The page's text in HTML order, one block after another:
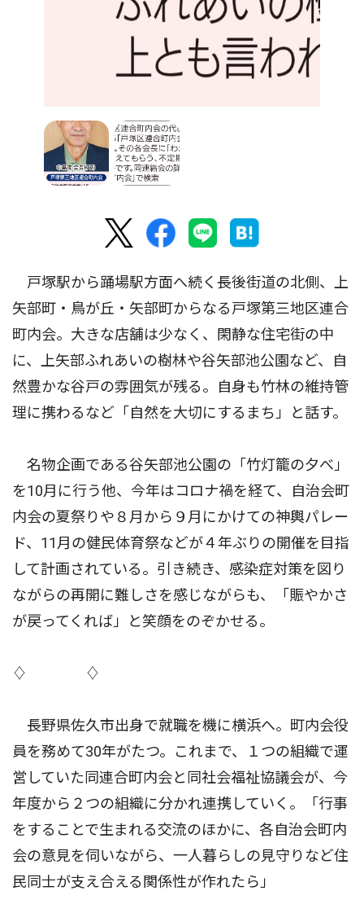
戸塚駅から踊場駅方面へ続く長後街道の北側、上
矢部町・鳥が丘・矢部町からなる戸塚第三地区連合
町内会。大きな店舗は少なく、閑静な住宅街の中
に、上矢部ふれあいの樹林や谷矢部池公園など、自
然豊かな谷戸の雰囲気が残る。自身も竹林の維持管
理に携わるなど「自然を大切にするまち」と話す。
名物企画である谷矢部池公園の「竹灯籠の夕べ」
を10月に行う他、今年はコロナ禍を経て、自治会町
内会の夏祭りや８月から９月にかけての神輿パレー
ド、11月の健民体育祭などが４年ぶりの開催を目指
して計画されている。引き続き、感染症対策を図り
ながらの再開に難しさを感じながらも、「賑やかさ
が戻ってくれば」と笑顔をのぞかせる。
♢ ♢
長野県佐久市出身で就職を機に横浜へ。町内会役
員を務めて30年がたつ。これまで、１つの組織で運
営していた同連合町内会と同社会福祉協議会が、今
年度から２つの組織に分かれ連携していく。「行事
をすることで生まれる交流のほかに、各自治会町内
会の意見を伺いながら、一人暮らしの見守りなど住
民同士が支え合える関係性が作れたら」